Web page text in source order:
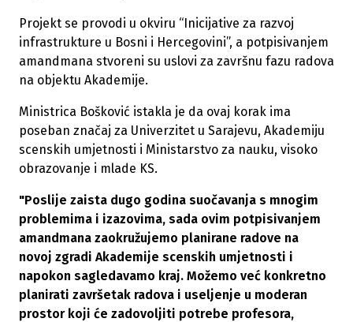
Projekt se provodi u okviru “Inicijative za razvoj
infrastrukture u Bosni i Hercegovini”, a potpisivanjem
amandmana stvoreni su uslovi za završnu fazu radova
na objektu Akademije.
Ministrica Bošković istakla je da ovaj korak ima
poseban značaj za Univerzitet u Sarajevu, Akademiju
scenskih umjetnosti i Ministarstvo za nauku, visoko
obrazovanje i mlade KS.
"Poslije zaista dugo godina suočavanja s mnogim
problemima i izazovima, sada ovim potpisivanjem
amandmana zaokružujemo planirane radove na
novoj zgradi Akademije scenskih umjetnosti i
napokon sagledavamo kraj. Možemo već konkretno
planirati završetak radova i useljenje u moderan
prostor koji će zadovoljiti potrebe profesora,